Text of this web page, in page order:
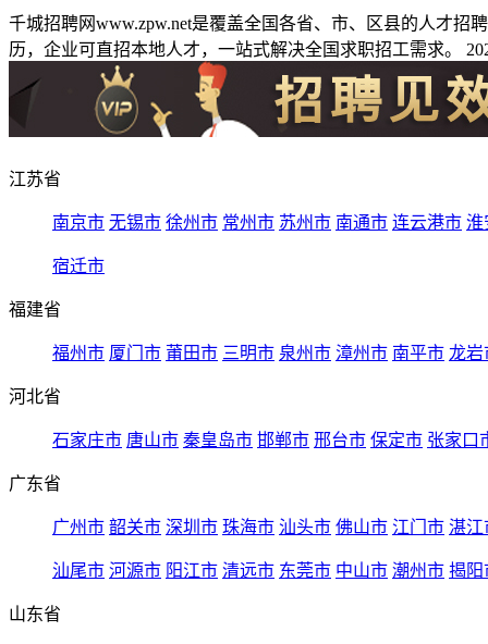
千城招聘网www.zpw.net是覆盖全国各省、市、区县的人才
历，企业可直招本地人才，一站式解决全国求职招工需求。
江苏省
南京市 无锡市 徐州市 常州市 苏州市 南通市 连云港市 淮
宿迁市
福建省
福州市 厦门市 莆田市 三明市 泉州市 漳州市 南平市 龙岩
河北省
石家庄市 唐山市 秦皇岛市 邯郸市 邢台市 保定市 张家口
广东省
广州市 韶关市 深圳市 珠海市 汕头市 佛山市 江门市 湛江
汕尾市 河源市 阳江市 清远市 东莞市 中山市 潮州市 揭阳
山东省